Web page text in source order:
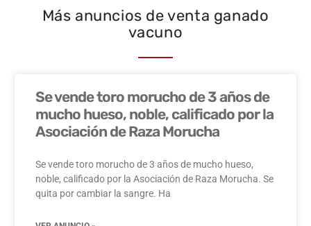
Más anuncios de venta ganado
vacuno
Se vende toro morucho de 3 años de
mucho hueso, noble, calificado por la
Asociación de Raza Morucha
Se vende toro morucho de 3 años de mucho hueso,
noble, calificado por la Asociación de Raza Morucha. Se
quita por cambiar la sangre. Ha